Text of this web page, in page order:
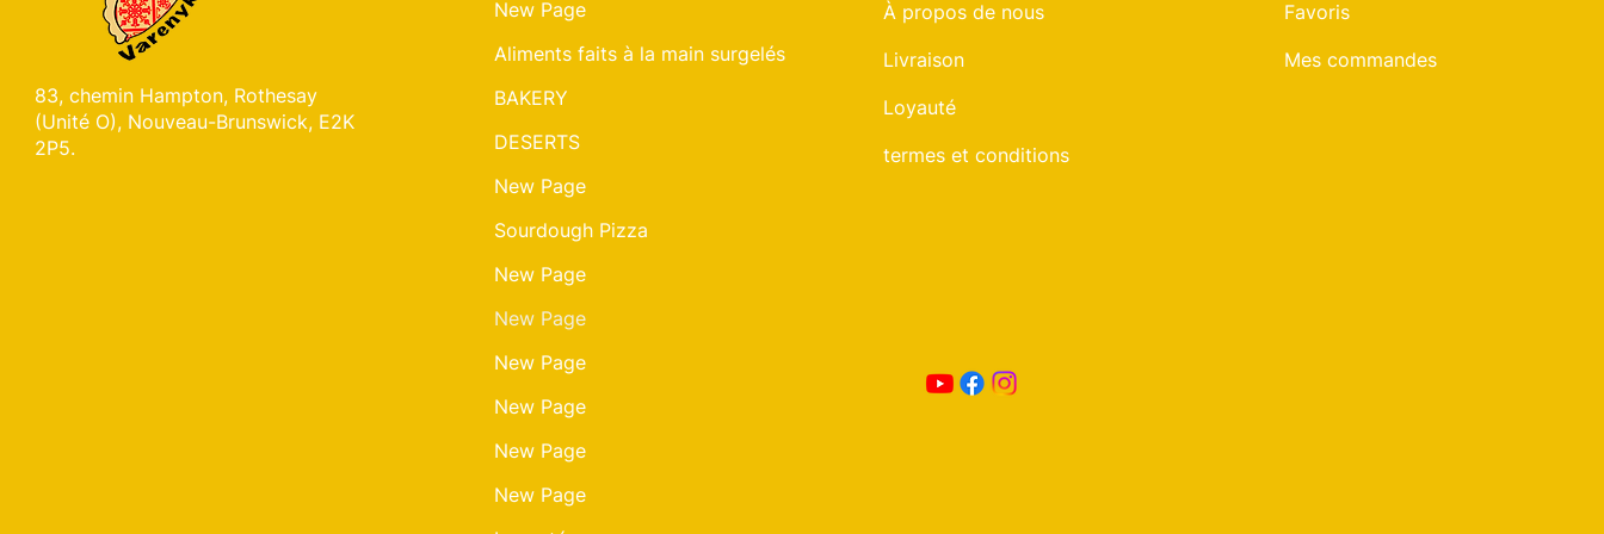
83, chemin Hampton, Rothesay
(Unité O), Nouveau-Brunswick, E2K
2P5.
New Page
Aliments faits à la main surgelés
BAKERY
DESERTS
New Page
Sourdough Pizza
New Page
New Page
New Page
New Page
New Page
New Page
À propos de nous
Livraison
Loyauté
termes et conditions
Favoris
Mes commandes